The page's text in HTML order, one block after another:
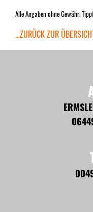
Alle Angaben ohne Gewähr.
...ZURÜCK ZUR